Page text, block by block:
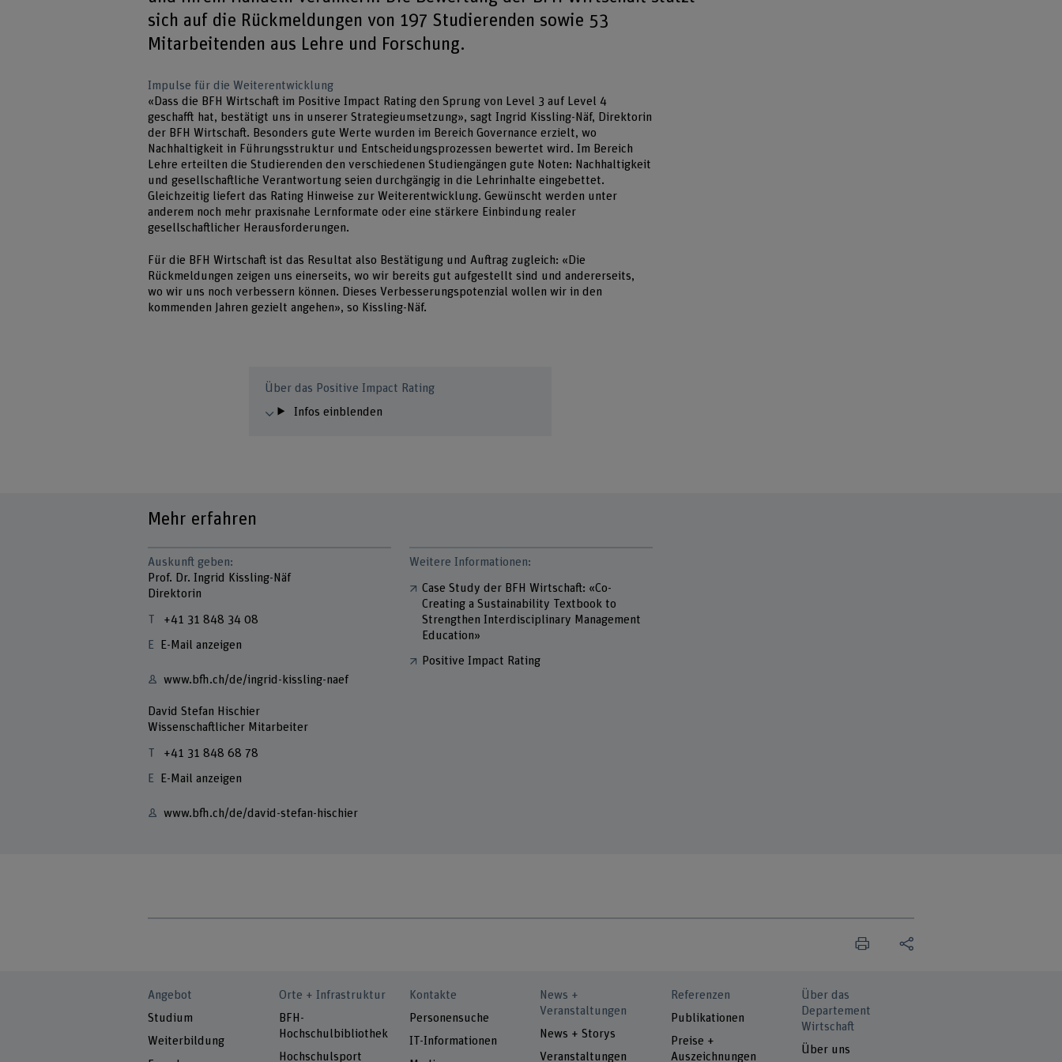
sich auf die Rückmeldungen von 197 Studierenden sowie 53
Mitarbeitenden aus Lehre und Forschung.
Impulse für die Weiterentwicklung
«Dass die BFH Wirtschaft im Positive Impact Rating den Sprung von Level 3 auf Level 4
geschafft hat, bestätigt uns in unserer Strategieumsetzung», sagt Ingrid Kissling-Näf, Direktorin
der BFH Wirtschaft. Besonders gute Werte wurden im Bereich Governance erzielt, wo
Nachhaltigkeit in Führungsstruktur und Entscheidungsprozessen bewertet wird. Im Bereich
Lehre erteilten die Studierenden den verschiedenen Studiengängen gute Noten: Nachhaltigkeit
und gesellschaftliche Verantwortung seien durchgängig in die Lehrinhalte eingebettet.
Gleichzeitig liefert das Rating Hinweise zur Weiterentwicklung. Gewünscht werden unter
anderem noch mehr praxisnahe Lernformate oder eine stärkere Einbindung realer
gesellschaftlicher Herausforderungen.
Für die BFH Wirtschaft ist das Resultat also Bestätigung und Auftrag zugleich: «Die
Rückmeldungen zeigen uns einerseits, wo wir bereits gut aufgestellt sind und andererseits,
wo wir uns noch verbessern können. Dieses Verbesserungspotenzial wollen wir in den
kommenden Jahren gezielt angehen», so Kissling-Näf.
Über das Positive Impact Rating
Infos einblenden
Mehr erfahren
Auskunft geben:
Prof. Dr. Ingrid Kissling-Näf
Direktorin
+41 31 848 34 08
E-Mail anzeigen
www.bfh.ch/de/ingrid-kissling-naef
David Stefan Hischier
Wissenschaftlicher Mitarbeiter
+41 31 848 68 78
E-Mail anzeigen
www.bfh.ch/de/david-stefan-hischier
Weitere Informationen:
Case Study der BFH Wirtschaft: «Co-
Creating a Sustainability Textbook to
Strengthen Interdisciplinary Management
Education»
Positive Impact Rating
Angebot
Studium
Weiterbildung
Orte + Infrastruktur
BFH-
Hochschulbibliothek
Hochschulsport
Kontakte
Personensuche
IT-Informationen
News +
Veranstaltungen
News + Storys
Veranstaltungen
Referenzen
Publikationen
Preise +
Auszeichnungen
Über das
Departement
Wirtschaft
Über uns